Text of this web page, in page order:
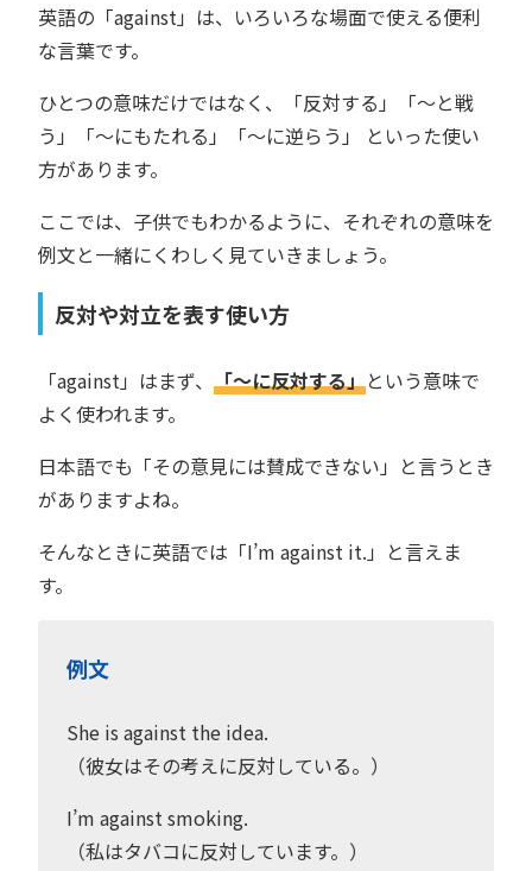
英語の「against」は、いろいろな場面で使える便利
な言葉です。
ひとつの意味だけではなく、「反対する」「〜と戦
う」「〜にもたれる」「〜に逆らう」 といった使い
方があります。
ここでは、子供でもわかるように、それぞれの意味を
例文と一緒にくわしく見ていきましょう。
反対や対立を表す使い方
「against」はまず、 「〜に反対する」という意味で
よく使われます。
日本語でも「その意見には賛成できない」と言うとき
がありますよね。
そんなときに英語では「I’m against it.」と言えま
す。
例文
She is against the idea.
（彼女はその考えに反対している。）
I’m against smoking.
（私はタバコに反対しています。）